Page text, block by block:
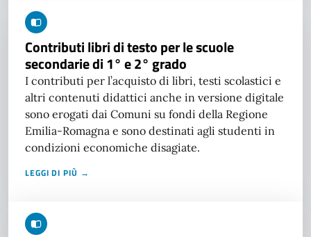
Contributi libri di testo per le scuole
secondarie di 1° e 2° grado
I contributi per l’acquisto di libri, testi scolastici e
altri contenuti didattici anche in versione digitale
sono erogati dai Comuni su fondi della Regione
Emilia-Romagna e sono destinati agli studenti in
condizioni economiche disagiate.
LEGGI DI PIÙ →